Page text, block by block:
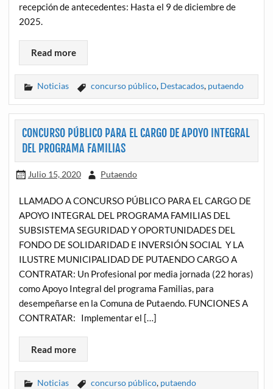
recepción de antecedentes: Hasta el 9 de diciembre de
2025.
Read more
Noticias concurso público, Destacados, putaendo
CONCURSO PÚBLICO PARA EL CARGO DE APOYO INTEGRAL
DEL PROGRAMA FAMILIAS
Julio 15, 2020 Putaendo
LLAMADO A CONCURSO PÚBLICO PARA EL CARGO DE
APOYO INTEGRAL DEL PROGRAMA FAMILIAS DEL
SUBSISTEMA SEGURIDAD Y OPORTUNIDADES DEL
FONDO DE SOLIDARIDAD E INVERSIÓN SOCIAL Y LA
ILUSTRE MUNICIPALIDAD DE PUTAENDO CARGO A
CONTRATAR: Un Profesional por media jornada (22 horas)
como Apoyo Integral del programa Familias, para
desempeñarse en la Comuna de Putaendo. FUNCIONES A
CONTRATAR: Implementar el […]
Read more
Noticias concurso público, putaendo